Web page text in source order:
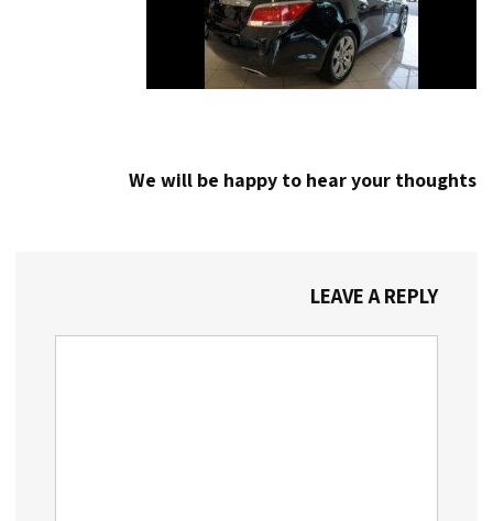
We will be happy to hear your thoughts
LEAVE A REPLY